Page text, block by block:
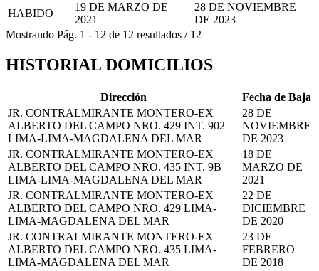
HABIDO
19 DE MARZO DE
2021
28 DE NOVIEMBRE
DE 2023
Mostrando Pág. 1 - 12 de 12 resultados / 12
HISTORIAL DOMICILIOS
Dirección
Fecha de Baja
JR. CONTRALMIRANTE MONTERO-EX
ALBERTO DEL CAMPO NRO. 429 INT. 902
LIMA-LIMA-MAGDALENA DEL MAR
28 DE
NOVIEMBRE
DE 2023
JR. CONTRALMIRANTE MONTERO-EX
ALBERTO DEL CAMPO NRO. 435 INT. 9B
LIMA-LIMA-MAGDALENA DEL MAR
18 DE
MARZO DE
2021
JR. CONTRALMIRANTE MONTERO-EX
ALBERTO DEL CAMPO NRO. 429 LIMA-
LIMA-MAGDALENA DEL MAR
22 DE
DICIEMBRE
DE 2020
JR. CONTRALMIRANTE MONTERO-EX
ALBERTO DEL CAMPO NRO. 435 LIMA-
LIMA-MAGDALENA DEL MAR
23 DE
FEBRERO
DE 2018